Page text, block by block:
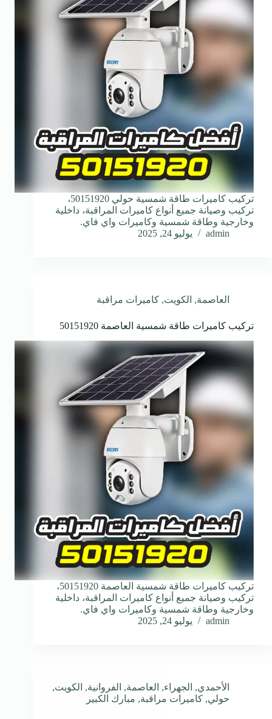
تركيب كاميرات طاقة شمسية حولي 50151920،
تركيب وصيانة جميع أنواع كاميرات المراقبة، داخلية
وخارجية وطاقة شمسية وكاميرات واي فاي.
admin
يوليو 24, 2025
العاصمة, الكويت, كاميرات مراقبة
تركيب كاميرات طاقة شمسية العاصمة 50151920
تركيب كاميرات طاقة شمسية العاصمة 50151920،
تركيب وصيانة جميع أنواع كاميرات المراقبة، داخلية
وخارجية وطاقة شمسية وكاميرات واي فاي.
admin
يوليو 24, 2025
الأحمدي, الجهراء, العاصمة, الفروانية, الكويت,
حولي, كاميرات مراقبة, مبارك الكبير